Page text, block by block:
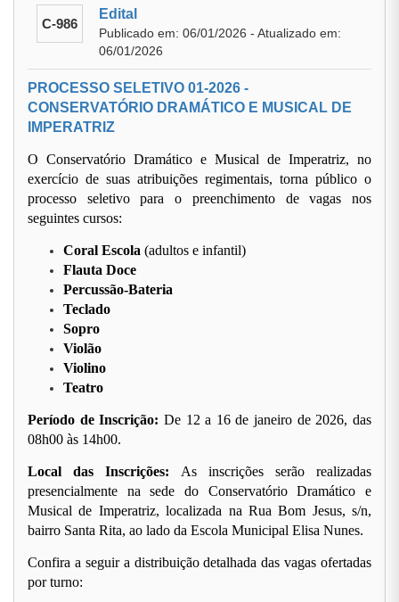
C-986
Edital
Publicado em: 06/01/2026 - Atualizado em:
06/01/2026
PROCESSO SELETIVO 01-2026 -
CONSERVATÓRIO DRAMÁTICO E MUSICAL DE
IMPERATRIZ
O Conservatório Dramático e Musical de Imperatriz, no
exercício de suas atribuições regimentais, torna público o
processo seletivo para o preenchimento de vagas nos
seguintes cursos:
Coral Escola (adultos e infantil)
Flauta Doce
Percussão-Bateria
Teclado
Sopro
Violão
Violino
Teatro
Período de Inscrição: De 12 a 16 de janeiro de 2026, das
08h00 às 14h00.
Local das Inscrições: As inscrições serão realizadas
presencialmente na sede do Conservatório Dramático e
Musical de Imperatriz, localizada na Rua Bom Jesus, s/n,
bairro Santa Rita, ao lado da Escola Municipal Elisa Nunes.
Confira a seguir a distribuição detalhada das vagas ofertadas
por turno: